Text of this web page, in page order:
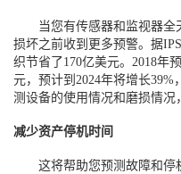
当您有传感器和监视器全
损坏之前收到更多预警。据
织节省了170亿美元。2018年
元，预计到2024年将增长39%
测设备的使用情况和磨损情况
减少资产停机时间
这将帮助您预测故障和停